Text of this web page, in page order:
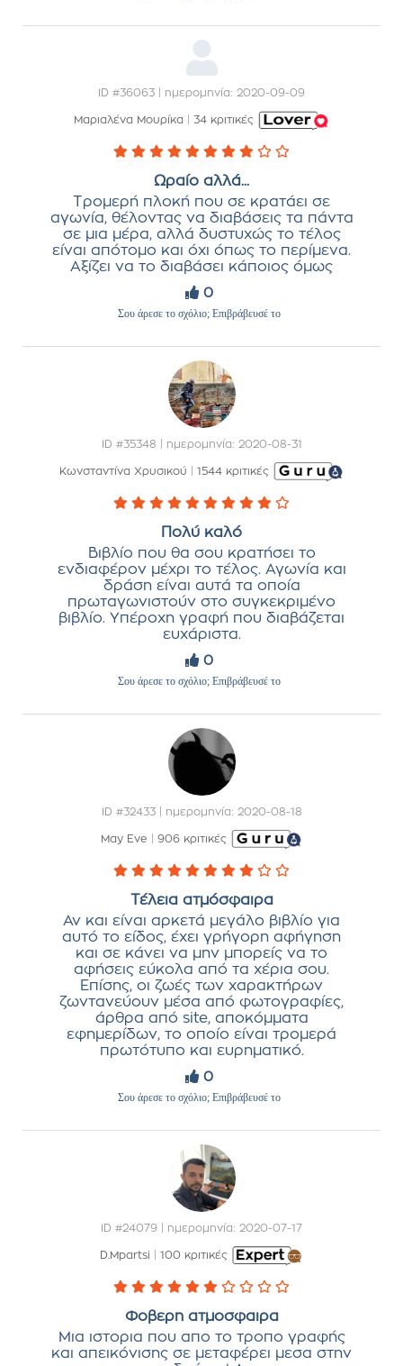
ID #36063 | ημερομηνία: 2020-09-09
Μαριαλένα Μουρίκα 34 κριτικές
Ωραίο αλλά...
Τρομερή πλοκή που σε κρατάει σε
αγωνία, θέλοντας να διαβάσεις τα πάντα
σε μια μέρα, αλλά δυστυχώς το τέλος
είναι απότομο και όχι όπως το περίμενα.
Αξίζει να το διαβάσει κάποιος όμως
0
Σου άρεσε το σχόλιο; Επιβράβευσέ το
ID #35348 | ημερομηνία: 2020-08-31
Κωνσταντίνα Χρυσικού 1544 κριτικές
Πολύ καλό
Βιβλίο που θα σου κρατήσει το
ενδιαφέρον μέχρι το τέλος. Αγωνία και
δράση είναι αυτά τα οποία
πρωταγωνιστούν στο συγκεκριμένο
βιβλίο. Υπέροχη γραφή που διαβάζεται
ευχάριστα.
0
Σου άρεσε το σχόλιο; Επιβράβευσέ το
ID #32433 | ημερομηνία: 2020-08-18
May Eve |906 κριτικές
Τέλεια ατμόσφαιρα
Αν και είναι αρκετά μεγάλο βιβλίο για
αυτό το είδος, έχει γρήγορη αφήγηση
και σε κάνει να μην μπορείς να το
αφήσεις εύκολα από τα χέρια σου.
Επίσης, οι ζωές των χαρακτήρων
ζωντανεύουν μέσα από φωτογραφίες,
άρθρα από site, αποκόμματα
εφημερίδων, το οποίο είναι τρομερά
πρωτότυπο και ευρηματικό.
0
Σου άρεσε το σχόλιο; Επιβράβευσέ το
ID #24079 | ημερομηνία: 2020-07-17
D.Mpartsi |100 κριτικές
Φοβερη ατμοσφαιρα
Μια ιστορια που απο το τροπο γραφής
και απεικόνισης σε μεταφέρει μεσα στην